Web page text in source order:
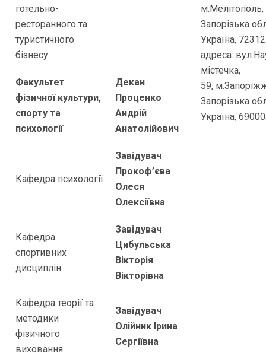
готельно-
ресторанного та
туристичного
бізнесу
м.Мелітополь,
Запорізька
Україна,
адреса:
містечка,
59,
Запорізька
Україна,
Факультет
фізичної культури,
спорту та
психології
Декан
Проценко
Андрій
Анатолійович
Кафедра психології
Завідувач
Прокоф’єва
Олеся
Олексіївна
Кафедра
спортивних
дисциплін
Завідувач
Цибульська
Вікторія
Вікторівна
Кафедра теорії та
методики
фізичного
виховання
Завідувач
Олійник Ірина
Сергіївна